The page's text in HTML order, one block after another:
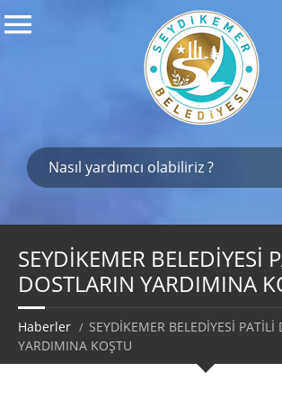
SEYDİKEMER BELEDİYESİ
DOSTLARIN YARDIMINA
Haberler
SEYDİKEMER BELEDİYESİ PATİLİ
YARDIMINA KOŞTU